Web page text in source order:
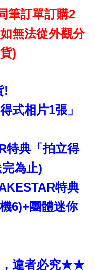
筆訂單訂購2
無法從外觀分
)
!
式相片1張」
特典「拍立得
為止)
特典
6)+團體迷你
違者必究★★